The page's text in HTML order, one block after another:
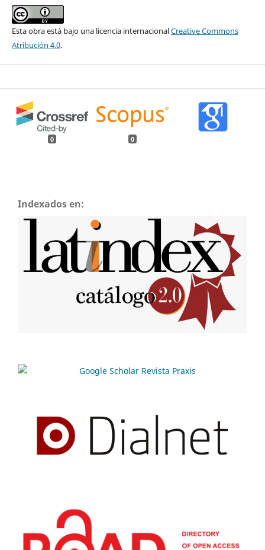
Esta obra está bajo una licencia internacionalCreative Commons
Atribución 4.0.
0 0
Indexados en: